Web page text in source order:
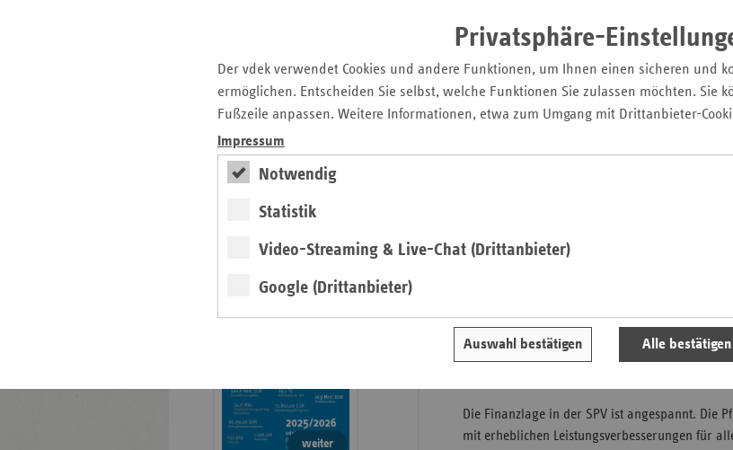
Privatsphäre-
Der vdek verwendet Cookies und andere Funktionen, um Ihnen einen sicheren und
ermöglichen. Entscheiden Sie selbst, welche Funktionen Sie zulassen möchten. Sie
Fußzeile anpassen. Weitere Informationen, etwa zum Umgang mit Drittanbieter-
Impressum
Notwendig
Statistik
Video-Streaming & Live-Chat (Drittanbieter)
Google (Drittanbieter)
Auswahl bestätigen Alle bestätigen
zunehmende finanzielle Belastung der
Die Finanzlage in der SPV ist angespannt. Die
mit erheblichen Leistungsverbesserungen für
Archiv
Impressum Magazin
Informationen
erschienen
Broschüre
weiter